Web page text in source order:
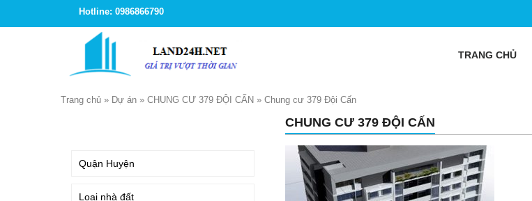
Hotline: 0986866790
TRANG CHỦ
Trang chủ » Dự án » CHUNG CƯ 379 ĐỘI CẤN » Chung cư 379 Đội Cấn
CHUNG CƯ 379 ĐỘI CẤN